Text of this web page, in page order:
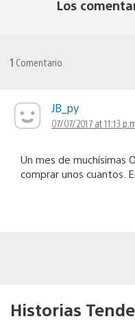
Los
1 Comentario
JB_py
07/07/2017 at 11:13
Un mes de muchísimas
comprar unos cuantos.
Historias